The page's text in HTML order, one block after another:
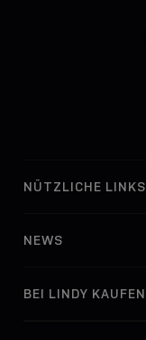
NÜTZLICHE LINKS
NEWS
BEI LINDY KAUFEN